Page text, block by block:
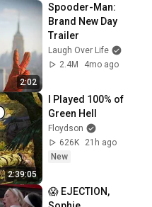
2:02
Spooder-Man:
Brand New Day
Trailer
Laugh Over Life
2.4M
4mo ago
2:39:05
I Played 100% of
Green Hell
Floydson
626K
21h ago
New
😱 EJECTION,